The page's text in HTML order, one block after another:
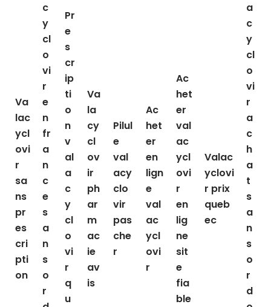
Va
lac
ycl
ovi
r
sa
ns
pr
es
cri
pti
on
c
y
cl
o
vi
r
e
n
fr
a
n
c
e
s
a
n
s
o
r
Pr
e
s
cr
ip
ti
o
n
v
al
a
c
y
cl
o
vi
r
q
u
Va
la
cy
cl
ov
ir
ph
ar
m
ac
ie
av
is
Pilul
e
val
acy
clo
vir
pas
che
r
Ac
het
er
en
lign
e
val
ac
ycl
ovi
r
Ac
het
er
val
ac
ycl
ovi
r
en
lig
ne
sit
e
fia
ble
Valac
yclovi
r prix
queb
ec
a
c
y
cl
o
vi
r
a
c
h
a
t
s
a
n
s
o
r
d